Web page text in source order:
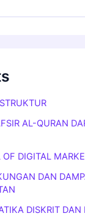
AL-QURAN
DIGITAL
DAN
DISKRIT DAN